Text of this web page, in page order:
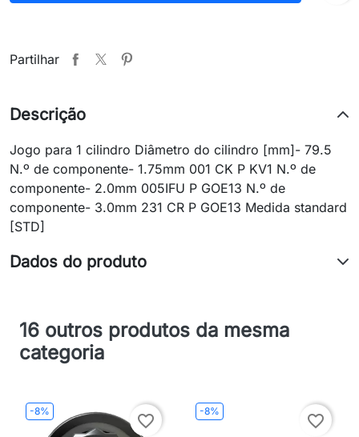
Partilhar
Descrição
Jogo para 1 cilindro Diâmetro do cilindro [mm]- 79.5
N.º de componente- 1.75mm 001 CK P KV1 N.º de
componente- 2.0mm 005IFU P GOE13 N.º de
componente- 3.0mm 231 CR P GOE13 Medida standard
[STD]
Dados do produto
16 outros produtos da mesma
categoria
-8%
favorite_border
-8%
favorite_border